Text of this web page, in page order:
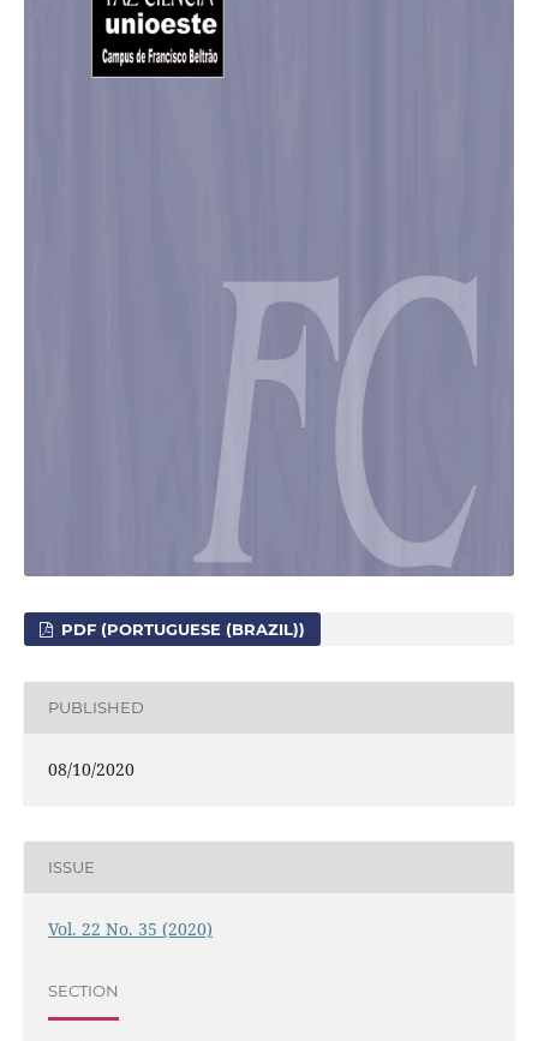
PDF (PORTUGUESE (BRAZIL))
PUBLISHED
08/10/2020
ISSUE
Vol. 22 No. 35 (2020)
SECTION